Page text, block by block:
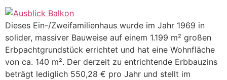
Dieses Ein-/Zweifamilienhaus wurde im Jahr 1969 in
solider, massiver Bauweise auf einem 1.199 m² großen
Erbpachtgrundstück errichtet und hat eine Wohnfläche
von ca. 140 m². Der derzeit zu entrichtende Erbbauzins
beträgt lediglich 550,28 € pro Jahr und stellt im